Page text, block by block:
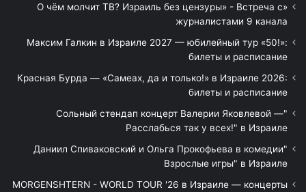
«О чём молчит ТВ? Израиль без цензуры» - Встреча с
журналистами 9 канала
Максим Галкин в Израиле 2027 — юбилейный тур «50!»:
билеты и расписание
Красная Бурда — «Самеах, да и только!» в Израиле 2026:
билеты и расписание
"Сольный стендап концерт Валерии Яковлевой —
Расслабься так у всех!" в Израиле
"Даниил Спиваковский и Ольга Прокофьева в комедии
Взрослые игры" в Израиле
MORGENSHTERN - WORLD TOUR '26 в Израиле — концерты